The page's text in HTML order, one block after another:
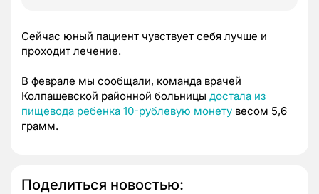
Сейчас юный пациент чувствует себя лучше и
проходит лечение.
В феврале мы сообщали, команда врачей
Колпашевской районной больницы достала из
пищевода ребенка 10-рублевую монету весом 5,6
грамм.
Поделиться новостью: